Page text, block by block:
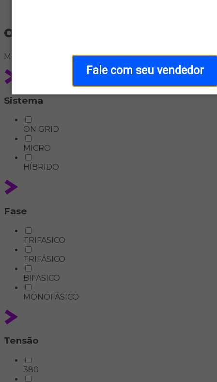
Fale com seu vendedor
off-grid-interativo
Meus
Sistema
ON GRID
MICRO
HÍBRIDO
Fase
TRIFASICO
TRIFÁSICO
BIFASICO
MONOFÁSICO
Tensão
380